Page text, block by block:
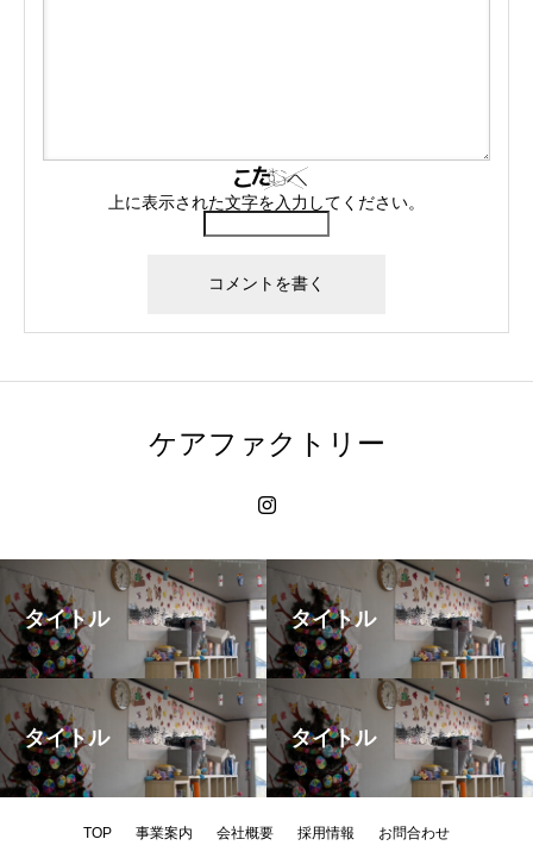
上に表示された文字を入力してください。
ケアファクトリー
タイトル タイトル
タイトル タイトル
TOP 事業案内 会社概要 採用情報 お問合わせ